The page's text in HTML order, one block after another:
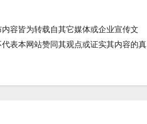
容皆为转载自其它媒体或企业宣传文
表本网站赞同其观点或证实其内容的真